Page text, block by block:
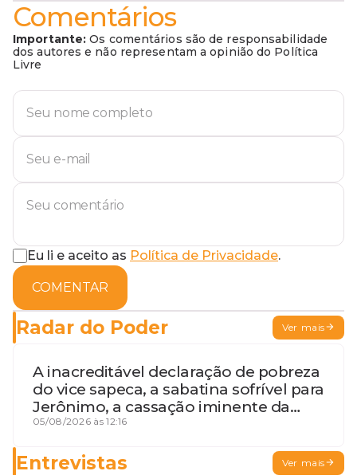
Comentários
Importante: Os comentários são de responsabilidade
dos autores e não representam a opinião do Política
Livre
Eu li e aceito as Política de Privacidade.
COMENTAR
Radar do Poder Ver mais
A inacreditável declaração de pobreza
do vice sapeca, a sabatina sofrível para
Jerônimo, a cassação iminente da
desembargadora e a vaga do Quinto
05/08/2026 às 12:16
Entrevistas Ver mais